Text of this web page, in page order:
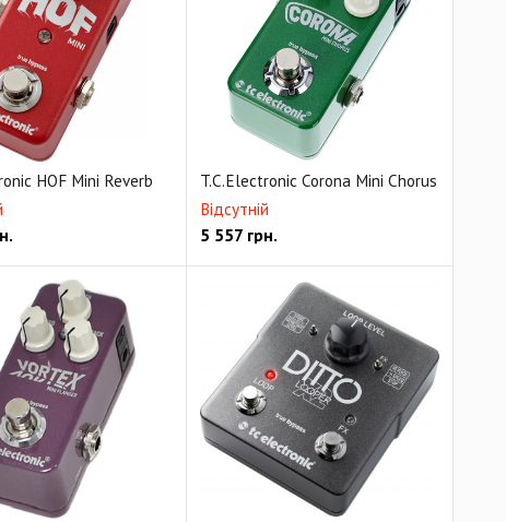
HOF Mini Reverb
T.C.Electronic Corona Mini Chorus
Відсутній
5 557 грн.